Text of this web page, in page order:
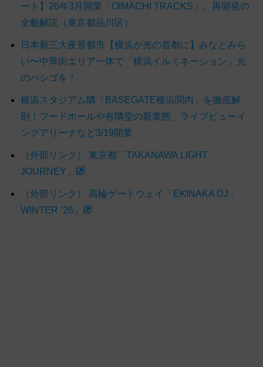
ート】26年3月開業「OIMACHI TRACKS」、再開発の
全貌解説（東京都品川区）
日本新三大夜景都市【横浜が光の首都に】みなとみら
い〜中華街エリア一体で「横浜イルミネーション」光
のハシゴを！
横浜スタジアム隣「BASEGATE横浜関内」を徹底解
剖！フードホールや有隣堂の新業態、ライブビューイ
ングアリーナなど3/19開業
（外部リンク） 東京都「TAKANAWA LIGHT
JOURNEY」
（外部リンク） 高輪ゲートウェイ「EKINAKA DJ -
WINTER ’26」